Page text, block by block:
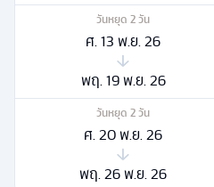
วันหยุด 2วัน
ศ. 13 พ.ย. 26
พฤ. 19 พ.ย. 26
วันหยุด 2วัน
ศ. 20 พ.ย. 26
พฤ. 26 พ.ย. 26